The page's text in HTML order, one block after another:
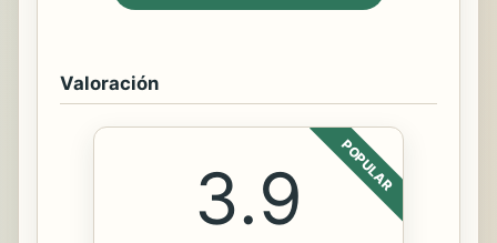
Valoración
POPULAR
3.9